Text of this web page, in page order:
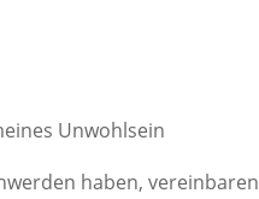
Unwohlsein
haben,